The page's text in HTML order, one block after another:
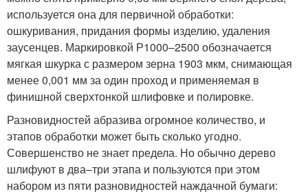
используется она для первичной обработки:
ошкуривания, придания формы изделию, удаления
заусенцев. Маркировкой Р1000–2500 обозначается
мягкая шкурка с размером зерна 1903 мкм, снимающая
менее 0,001 мм за один проход и применяемая в
финишной сверхтонкой шлифовке и полировке.
Разновидностей абразива огромное количество, и
этапов обработки может быть сколько угодно.
Совершенство не знает предела. Но обычно дерево
шлифуют в два–три этапа и пользуются при этом
набором из пяти разновидностей наждачной бумаги: